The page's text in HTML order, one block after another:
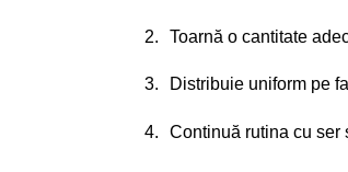
Toarnă o cantitate
Distribuie uniform pe
Continuă rutina cu ser